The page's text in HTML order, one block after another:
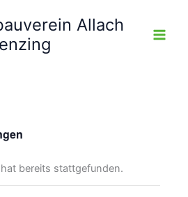
Allach
bereits stattgefunden.